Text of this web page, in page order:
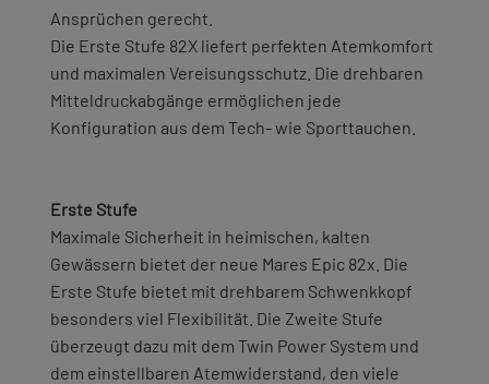
Ansprüchen gerecht.
Die Erste Stufe 82X liefert perfekten Atemkomfort
und maximalen Vereisungsschutz. Die drehbaren
Mitteldruckabgänge ermöglichen jede
Konfiguration aus dem Tech- wie Sporttauchen.
Erste Stufe
Maximale Sicherheit in heimischen, kalten
Gewässern bietet der neue Mares Epic 82x. Die
Erste Stufe bietet mit drehbarem Schwenkkopf
besonders viel Flexibilität. Die Zweite Stufe
überzeugt dazu mit dem Twin Power System und
dem einstellbaren Atemwiderstand, den viele